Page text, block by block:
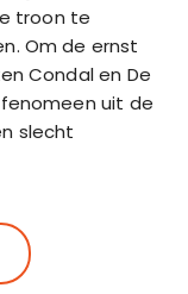
troon te
Om de ernst
Condal en De
uit de
slecht